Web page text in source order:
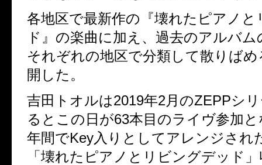
各地区で最新作の『壊れたピアノ
ド』の楽曲に加え、過去のアルバ
それぞれの地区で分類して散りば
開した。
吉田トオルは2019年2月のZEPPシ
るとこの日が63本目のライヴ参加
年間でKey入りとしてアレンジされ
「壊れたピアノとリビングデッド